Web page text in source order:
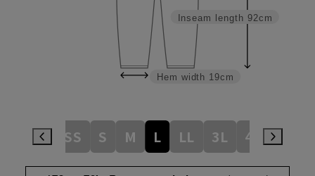
Inseam length 92cm
Hem width 19cm
3S SS S M L LL 3L 4L